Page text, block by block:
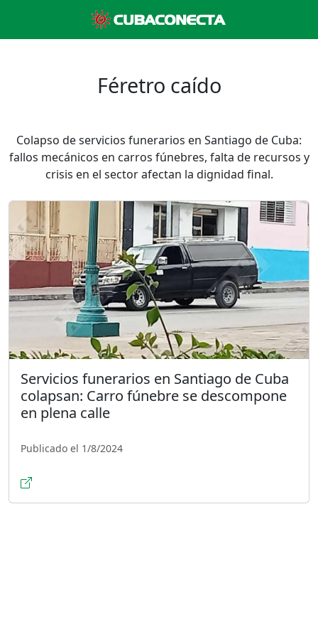
Féretro caído
Colapso de servicios funerarios en Santiago de Cuba:
fallos mecánicos en carros fúnebres, falta de recursos y
crisis en el sector afectan la dignidad final.
Servicios funerarios en Santiago de Cuba
colapsan: Carro fúnebre se descompone
en plena calle
Publicado el 1/8/2024